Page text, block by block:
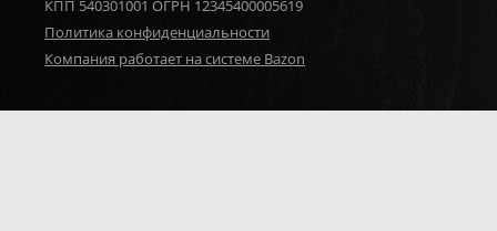
КПП 540301001 ОГРН 12345400005619
Политика конфиденциальности
Компания работает на системе Bazon